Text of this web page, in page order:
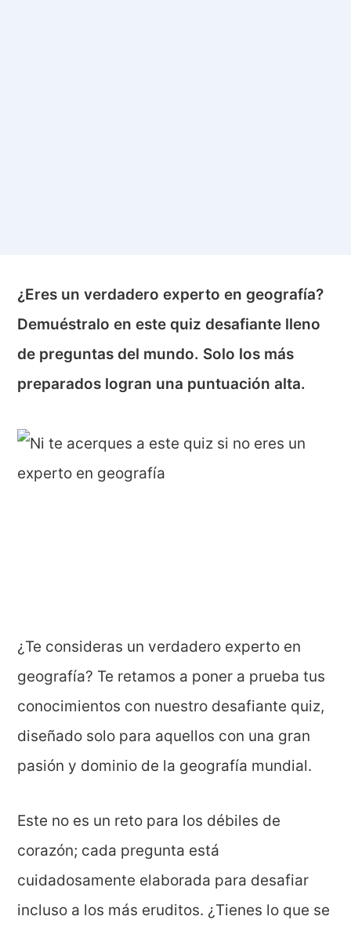
¿Eres un verdadero experto en geografía?
Demuéstralo en este quiz desafiante lleno
de preguntas del mundo. Solo los más
preparados logran una puntuación alta.
¿Te consideras un verdadero experto en
geografía? Te retamos a poner a prueba tus
conocimientos con nuestro desafiante quiz,
diseñado solo para aquellos con una gran
pasión y dominio de la geografía mundial.
Este no es un reto para los débiles de
corazón; cada pregunta está
cuidadosamente elaborada para desafiar
incluso a los más eruditos. ¿Tienes lo que se